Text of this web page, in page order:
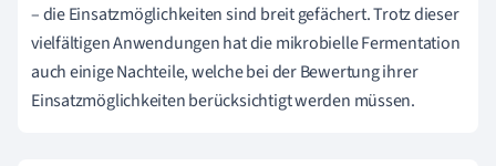
– die Einsatzmöglichkeiten sind breit gefächert. Trotz dieser
vielfältigen Anwendungen hat die mikrobielle Fermentation
auch einige Nachteile, welche bei der Bewertung ihrer
Einsatzmöglichkeiten berücksichtigt werden müssen.